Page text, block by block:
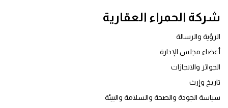
شركة الحمراء العقارية
الرؤية والرسالة
أعضاء مجلس الإدارة
الجوائز والانجازات
تاريخ وإرث
ﺳﻴﺎﺳﺔ اﻟﺠﻮدة واﻟﺼﺤﺔ واﻟﺴﻼﻣﺔ واﻟﺒﻴﺌﺔ